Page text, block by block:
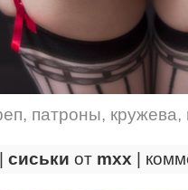
, патроны, кружева,
сиськи от mxx